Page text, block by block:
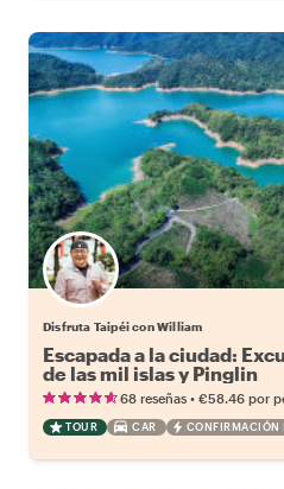
Disfruta Taipéi con William
Escapada a la ciudad:
de las mil islas y Pinglin
68 reseñas • €58.46 por
TOUR CAR CONFIRMACIÓN